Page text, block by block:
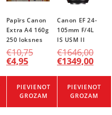
Papīrs Canon
Extra A4 160g
250 loksnes
€10,75
€4,95
PIEVIENOT
GROZAM
Canon EF 24-
105mm F/4L
IS USM II
€1646,00
€1349,00
PIEVIENOT
GROZAM